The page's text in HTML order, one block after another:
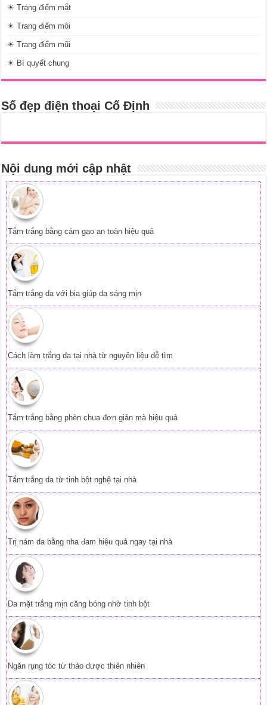
☀ Trang điểm mắt
☀ Trang điểm môi
☀ Trang điểm mũi
☀ Bí quyết chung
Số đẹp điện thoại Cố Định
Nội dung mới cập nhật
Tắm trắng bằng cám gạo an toàn hiệu quả
Tắm trắng da với bia giúp da sáng mịn
Cách làm trắng da tại nhà từ nguyên liệu dễ tìm
Tắm trắng bằng phèn chua đơn giản mà hiệu quả
Tắm trắng da từ tinh bột nghệ tại nhà
Trị nám da bằng nha đam hiệu quả ngay tại nhà
Da mặt trắng mịn căng bóng nhờ tinh bột
Ngăn rụng tóc từ thảo dược thiên nhiên